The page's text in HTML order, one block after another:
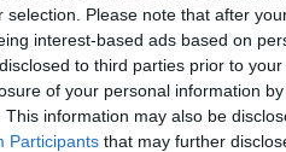
selection. Please note that after
interest-based ads based on
to third parties prior to
of your personal information
This information may also be
Participants that may further
ÚGY HÁPOGOTT A
IS SZERETTEM
ZSOMBOR